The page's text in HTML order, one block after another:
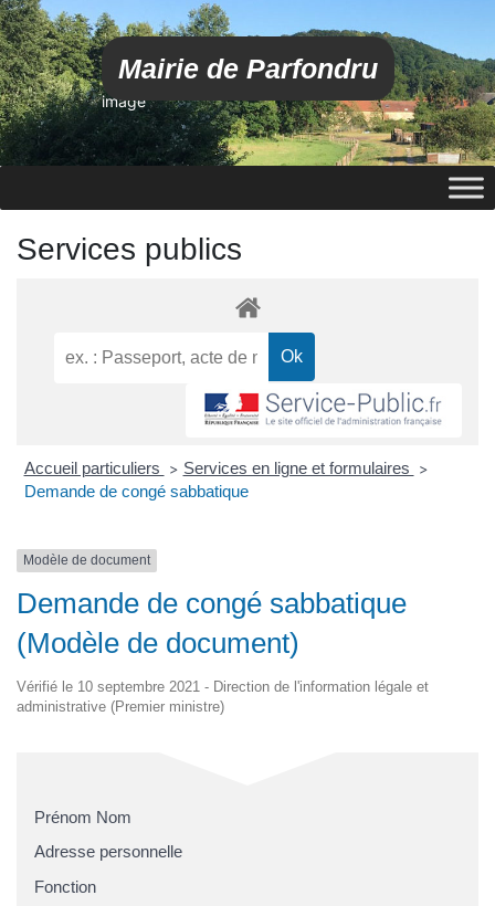
Mairie de Parfondru
image
Services publics
Accueil particuliers > Services en ligne et formulaires >
Demande de congé sabbatique
Modèle de document
Demande de congé sabbatique
(Modèle de document)
Vérifié le 10 septembre 2021 - Direction de l'information légale et
administrative (Premier ministre)
Prénom Nom
Adresse personnelle
Fonction